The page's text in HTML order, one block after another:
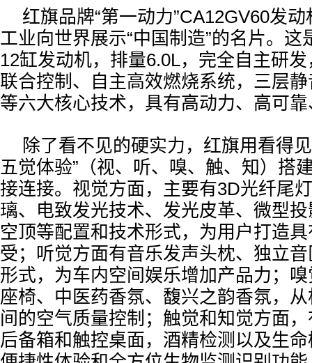
红旗品牌“第一动力”CA12GV60发
工业向世界展示“中国制造”的名片。这
12缸发动机，排量6.0L，完全自主研
联合控制、自主高效燃烧系统，三层
等六大核心技术，具有高动力、高可
除了看不见的硬实力，红旗用看得
五觉体验”（视、听、嗅、触、知）搭
接连接。视觉方面，主要有3D光纤尾
璃、电致发光技术、发光皮革、微型
空顶等配置和技术形式，为用户打造
受；听觉方面有音乐发声头枕、独立
形式，为车内空间娱乐增加产品力；
座椅、中医药香氛、馥兴之韵香氛，
间的空气质量控制；触觉和知觉方面
后备箱和触控桌面，酒精检测以及生